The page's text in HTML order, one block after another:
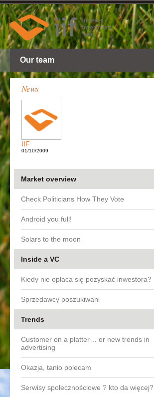
Our team
News
IIF
01/10/2009
Market overview
Check Politicians How They Vote
Android you full!
Solars to the moon
Inside a VC
Kiedy nie opłaca się pozyskać inwestora?
Sprzedawcy poszukiwani
Trends
Customer on a platter… or new trends in
advertising
Okazja, tanio polecam
Serwisy społecznościowe ? kto da więcej?